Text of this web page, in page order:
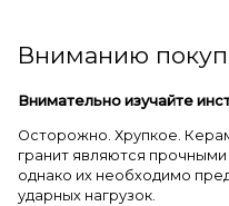
Вниманию
Внимательно изучайте
Осторожно. Хрупкое.
гранит являются
однако их необходимо
ударных нагрузок.